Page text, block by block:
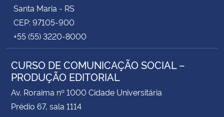
Santa Maria - RS
CEP: 97105-900
+55 (55) 3220-8000
CURSO DE COMUNICAÇÃO SOCIAL –
PRODUÇÃO EDITORIAL
Av. Roraima nº 1000 Cidade Universitária
Prédio 67, sala 1114